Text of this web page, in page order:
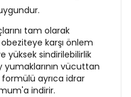
tam olarak
karşı önlem
yüksek sindirilebilirlik
vücuttan
formülü ayrıca idrar
indirir.